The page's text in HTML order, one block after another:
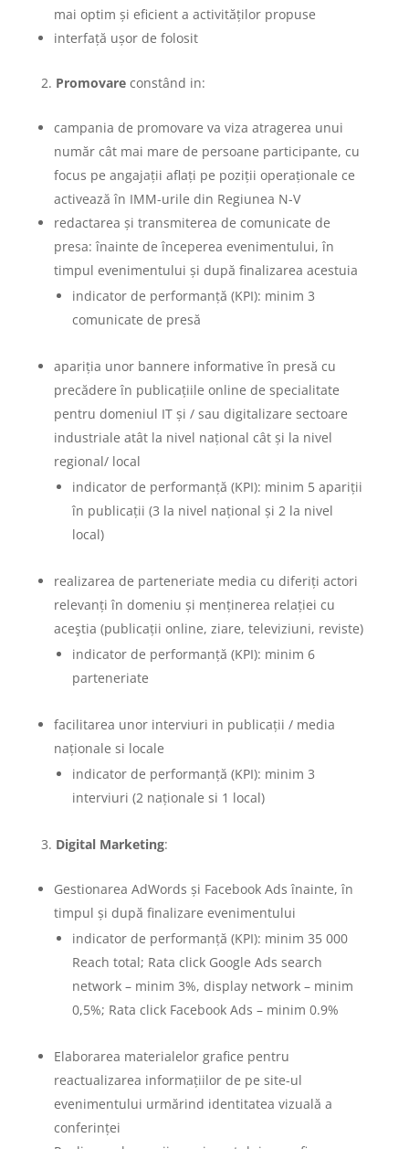
mai optim și eficient a activităților propuse
interfață ușor de folosit
Promovareconstând in:
campania de promovare va viza atragerea unui
număr cât mai mare de persoane participante, cu
focus pe angajații aflați pe poziții operaționale ce
activează în IMM-urile din Regiunea N-V
redactarea și transmiterea de comunicate de
presa: înainte de începerea evenimentului, în
timpul evenimentului și după finalizarea acestuia
indicator de performanță (KPI): minim 3
comunicate de presă
apariția unor bannere informative în presă cu
precădere în publicațiile online de specialitate
pentru domeniul IT și / sau digitalizare sectoare
industriale atât la nivel național cât și la nivel
regional/ local
indicator de performanță (KPI): minim 5 apariții
în publicații (3 la nivel național și 2 la nivel
local)
realizarea de parteneriate media cu diferiți actori
relevanți în domeniu și menținerea relației cu
aceştia (publicații online, ziare, televiziuni, reviste)
indicator de performanță (KPI): minim 6
parteneriate
facilitarea unor interviuri in publicații / media
naționale si locale
indicator de performanță (KPI): minim 3
interviuri (2 naționale si 1 local)
Digital Marketing:
Gestionarea AdWords și Facebook Ads înainte, în
timpul și după finalizare evenimentului
indicator de performanță (KPI): minim 35 000
Reach total; Rata click Google Ads search
network – minim 3%, display network – minim
0,5%; Rata click Facebook Ads – minim 0.9%
Elaborarea materialelor grafice pentru
reactualizarea informațiilor de pe site-ul
evenimentului urmărind identitatea vizuală a
conferinței